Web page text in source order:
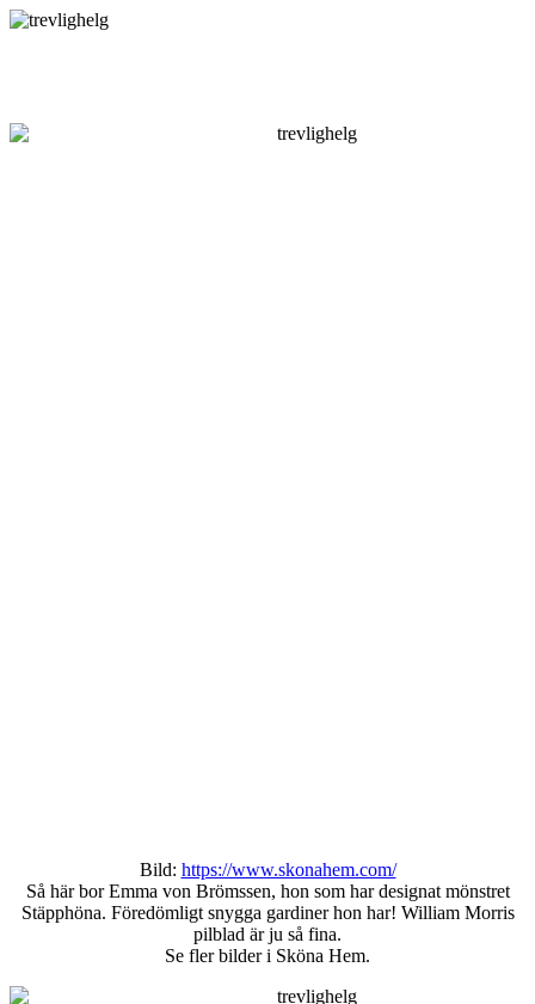
Bild: https://www.skonahem.com/
Så här bor Emma von Brömssen, hon som har designat mönstret
Stäpphöna. Föredömligt snygga gardiner hon har! William Morris
pilblad är ju så fina.
Se fler bilder i Sköna Hem.